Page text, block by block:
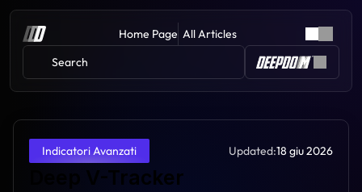
Home Page All Articles
Search
Indicatori Avanzati Updated:18 giu 2026
Deep V-Tracker